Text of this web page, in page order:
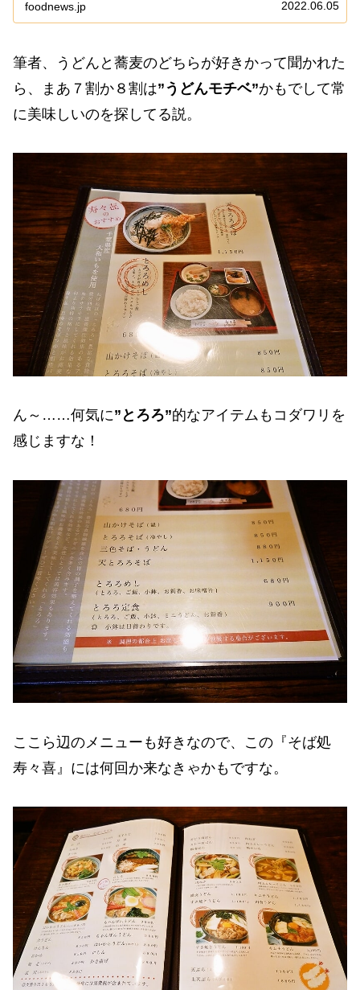
foodnews.jp 2022.06.05
筆者、うどんと蕎麦のどちらが好きかって聞かれた
ら、まあ７割か８割は”うどんモチベ”かもでして常
に美味しいのを探してる説。
ん～……何気に”とろろ”的なアイテムもコダワリを
感じますな！
ここら辺のメニューも好きなので、この『そば処
寿々喜』には何回か来なきゃかもですな。